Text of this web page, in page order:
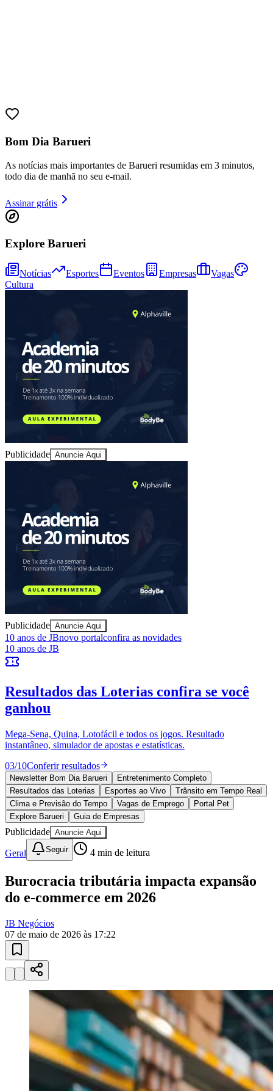
Sport
Bom Dia Barueri
As notícias mais importantes de Barueri resumidas em 3 minutos,
todo dia de manhã no seu e-mail.
Assinar grátis
Explore Barueri
Notícias Esportes Eventos Empresas
Vagas
Cultura
Publicidade Anuncie Aqui
Publicidade Anuncie Aqui
10 anos de JBnovo portal confira as novidades
Esportes ao Vivo
atualizadas
Paulistão, Brasileirão, Champions League e mais. Placar em tempo
real, classificação e notícias esportivas.
Acompanhar jogos
Newsletter Bom Dia Barueri
Entretenimento Completo
Resultados das Loterias
Esportes ao Vivo
Trânsito em Tempo Real
Clima e Previsão do Tempo
Vagas de Emprego
Portal Pet
Guia de Empresas